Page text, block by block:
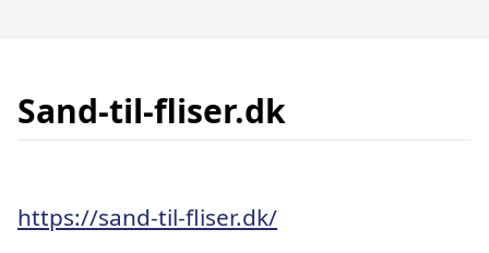
Sand-til-fliser.dk
https://sand-til-fliser.dk/